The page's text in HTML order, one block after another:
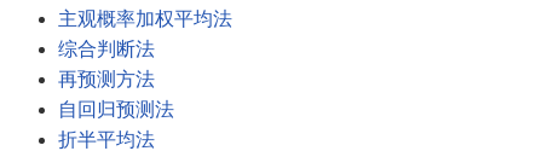
主观概率加权平均法
综合判断法
再预测方法
自回归预测法
折半平均法